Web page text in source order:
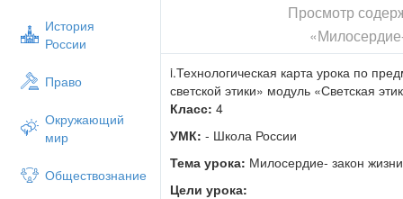
История
России
Право
Окружающий
мир
Обществознание
Просмотр
i.Технологическая карта урока по
светской этики» модуль «Светская
Класс:4
УМК:- Школа России
Тема урока: Милосердие- закон жизни
Цели урока: